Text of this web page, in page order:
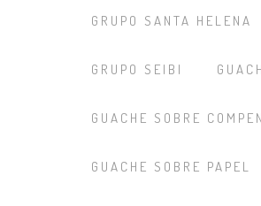
GRUPO SANTA HELENA
GRUPO SEIBI
GUACHE SOBRE
GUACHE SOBRE PAPEL